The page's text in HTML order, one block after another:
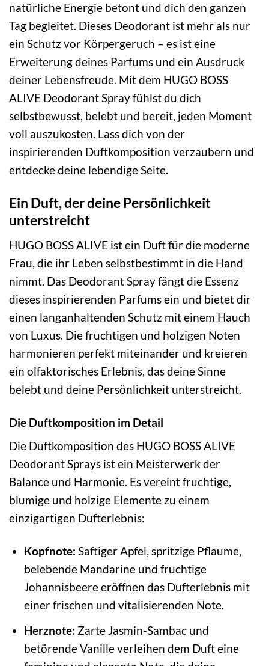
natürliche Energie betont und dich den ganzen
Tag begleitet. Dieses Deodorant ist mehr als nur
ein Schutz vor Körpergeruch – es ist eine
Erweiterung deines Parfums und ein Ausdruck
deiner Lebensfreude. Mit dem HUGO BOSS
ALIVE Deodorant Spray fühlst du dich
selbstbewusst, belebt und bereit, jeden Moment
voll auszukosten. Lass dich von der
inspirierenden Duftkomposition verzaubern und
entdecke deine lebendige Seite.
Ein Duft, der deine Persönlichkeit
unterstreicht
HUGO BOSS ALIVE ist ein Duft für die moderne
Frau, die ihr Leben selbstbestimmt in die Hand
nimmt. Das Deodorant Spray fängt die Essenz
dieses inspirierenden Parfums ein und bietet dir
einen langanhaltenden Schutz mit einem Hauch
von Luxus. Die fruchtigen und holzigen Noten
harmonieren perfekt miteinander und kreieren
ein olfaktorisches Erlebnis, das deine Sinne
belebt und deine Persönlichkeit unterstreicht.
Die Duftkomposition im Detail
Die Duftkomposition des HUGO BOSS ALIVE
Deodorant Sprays ist ein Meisterwerk der
Balance und Harmonie. Es vereint fruchtige,
blumige und holzige Elemente zu einem
einzigartigen Dufterlebnis:
Kopfnote: Saftiger Apfel, spritzige Pflaume,
belebende Mandarine und fruchtige
Johannisbeere eröffnen das Dufterlebnis mit
einer frischen und vitalisierenden Note.
Herznote: Zarte Jasmin-Sambac und
betörende Vanille verleihen dem Duft eine